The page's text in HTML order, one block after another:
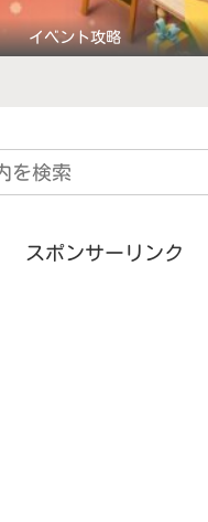
イベント攻略
スポンサーリンク